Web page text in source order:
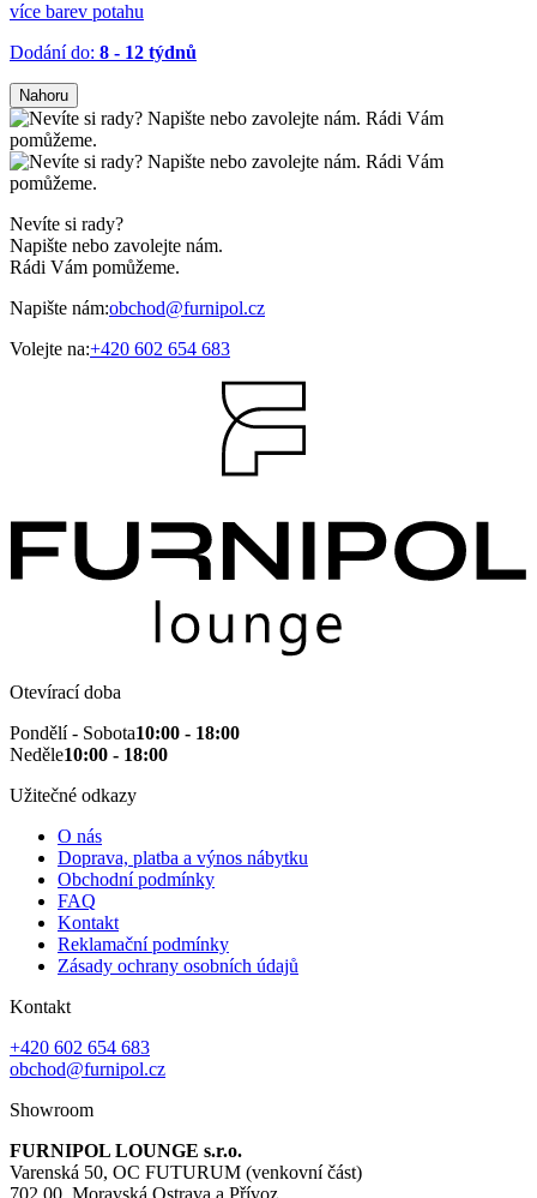
více barev potahu
Dodání do: 8 - 12 týdnů
Nahoru
Nevíte si rady?
Napište nebo zavolejte nám.
Rádi Vám pomůžeme.
Napište nám:obchod@furnipol.cz
Volejte na:+420 602 654 683
Otevírací doba
Pondělí - Sobota10:00 - 18:00
Neděle10:00 - 18:00
Užitečné odkazy
O nás
Doprava, platba a výnos nábytku
Obchodní podmínky
FAQ
Kontakt
Reklamační podmínky
Zásady ochrany osobních údajů
Kontakt
+420 602 654 683
obchod@furnipol.cz
Showroom
FURNIPOL LOUNGE s.r.o.
Varenská 50, OC FUTURUM (venkovní část)
702 00 Moravská Ostrava a Přívoz